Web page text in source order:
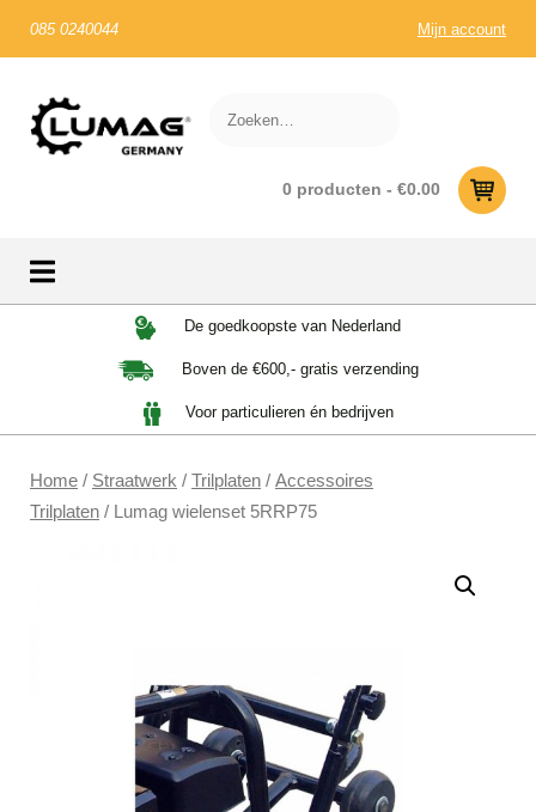
085 0240044 Mijn account
0 producten - €0.00
De goedkoopste van Nederland
Boven de €600,- gratis verzending
Voor particulieren én bedrijven
Home / Straatwerk / Trilplaten / Accessoires
Trilplaten / Lumag wielenset 5RRP75